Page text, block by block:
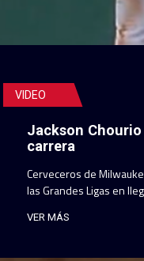
VIDEO
Jackson
carrera
Cerveceros de
las Grandes Ligas en
VER MÁS